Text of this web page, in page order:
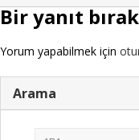
Bir yanıt
Yorum yapabilmek için
Arama